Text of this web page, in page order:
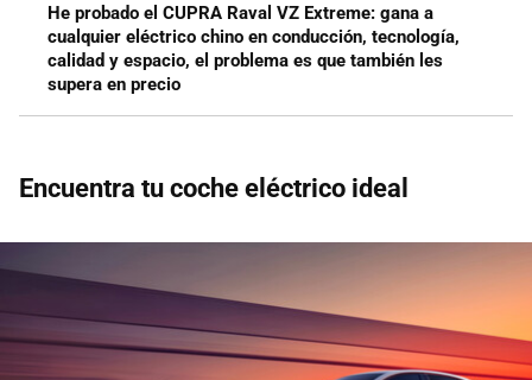
He probado el CUPRA Raval VZ Extreme: gana a
cualquier eléctrico chino en conducción, tecnología,
calidad y espacio, el problema es que también les
supera en precio
Encuentra tu coche eléctrico ideal